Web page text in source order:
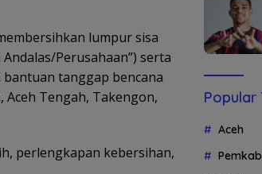
lumpur sisa
Perusahaan”) serta
bantuan tanggap bencana
Aceh Tengah, Takengon,
perlengkapan kebersihan,
Popular
Aceh